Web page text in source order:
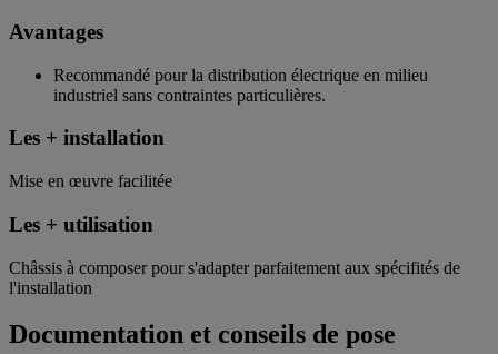
Avantages
Recommandé pour la distribution électrique en milieu
industriel sans contraintes particulières.
Les + installation
Mise en œuvre facilitée
Les + utilisation
Châssis à composer pour s'adapter parfaitement aux spécifités de
l'installation
Documentation et conseils de pose